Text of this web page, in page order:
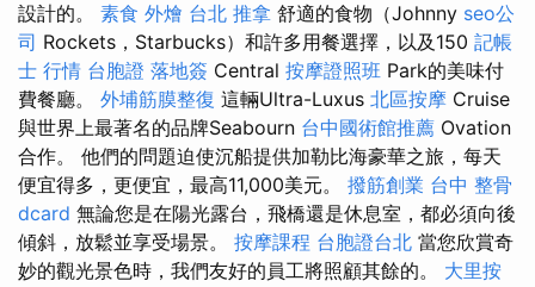
設計的。 素食 外燴 台北 推拿 舒適的食物（Johnny seo公
司 Rockets，Starbucks）和許多用餐選擇，以及150 記帳
士 行情 台胞證 落地簽 Central 按摩證照班 Park的美味付
費餐廳。 外埔筋膜整復 這輛Ultra-Luxus 北區按摩 Cruise
與世界上最著名的品牌Seabourn 台中國術館推薦 Ovation
合作。 他們的問題迫使沉船提供加勒比海豪華之旅，每天
便宜得多，更便宜，最高11,000美元。 撥筋創業 台中 整骨
dcard 無論您是在陽光露台，飛橋還是休息室，都必須向後
傾斜，放鬆並享受場景。 按摩課程 台胞證台北 當您欣賞奇
妙的觀光景色時，我們友好的員工將照顧其餘的。 大里按